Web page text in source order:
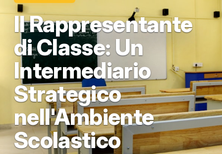
Il Rappresentante
di Classe: Un
Intermediario
Strategico
nell'Ambiente
Scolastico